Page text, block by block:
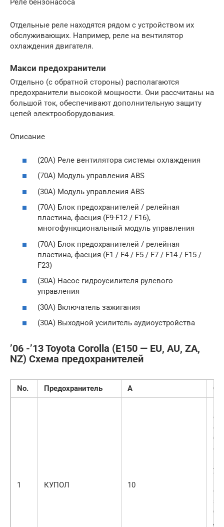
Реле бензонасоса
Отдельные реле находятся рядом с устройством их
обслуживающих. Например, реле на вентилятор
охлаждения двигателя.
Макси предохранители
Отдельно (с обратной стороны) располагаются
предохранители высокой мощности. Они рассчитаны на
большой ток, обеспечивают дополнительную защиту
цепей электрооборудования.
Описание
(20A) Реле вентилятора системы охлаждения
(70A) Модуль управления ABS
(30A) Модуль управления ABS
(70A) Блок предохранителей / релейная
пластина, фасция (F9-F12 / F16),
многофункциональный модуль управления
(70A) Блок предохранителей / релейная
пластина, фасция (F1 / F4 / F5 / F7 / F14 / F15 /
F23)
(30A) Насос гидроусилителя рулевого
управления
(30A) Включатель зажигания
(30A) Выходной усилитель аудиоустройства
’06 -’13 Toyota Corolla (E150 — EU, AU, ZA,
NZ) Схема предохранителей
No. Предохранитель А
1 КУПОЛ 10